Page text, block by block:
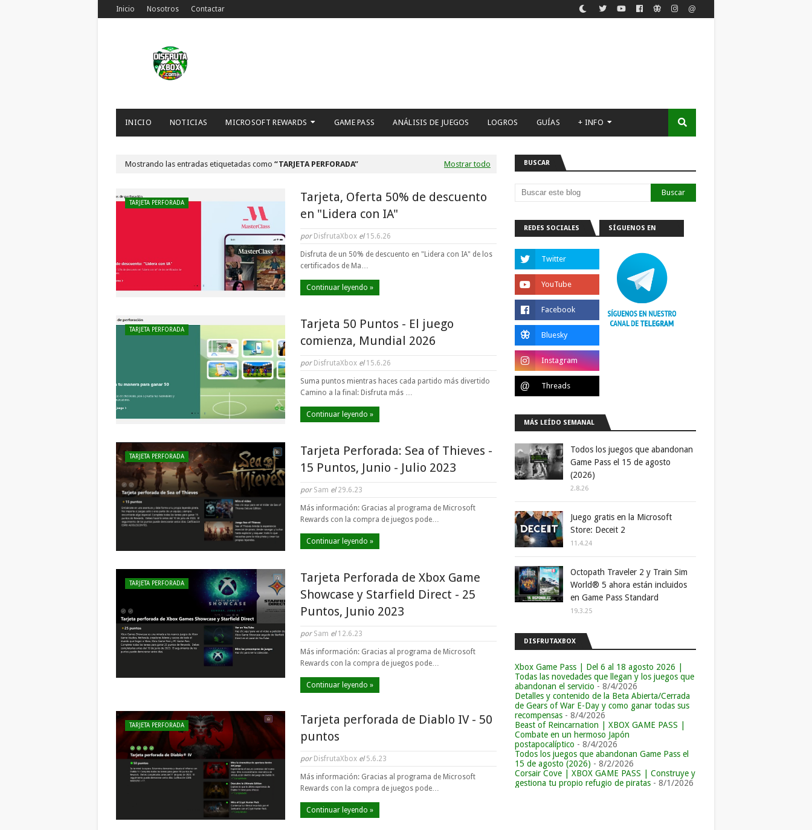
Inicio Nosotros Contactar
INICIO NOTICIAS MICROSOFT REWARDS GAME PASS ANÁLISIS DE JUEGOS LOGROS GUÍAS + INFO
Mostrando las entradas etiquetadas como TARJETA PERFORADA Mostrar todo
TARJETA PERFORADA
Tarjeta, Oferta 50% de descuento
en "Lidera con IA"
por DisfrutaXbox el15.6.26
Disfruta de un 50% de descuento en "Lidera con IA" de los
certificados de Ma…
Continuar leyendo »
TARJETA PERFORADA
Tarjeta 50 Puntos - El juego
comienza, Mundial 2026
por DisfrutaXbox el15.6.26
Suma puntos mientras haces cada partido más divertido
Camino a la final: Disfruta más …
Continuar leyendo »
TARJETA PERFORADA
Tarjeta Perforada: Sea of Thieves -
15 Puntos, Junio - Julio 2023
por Sam el29.6.23
Más información: Gracias al programa de Microsoft
Rewards con la compra de juegos pode…
Continuar leyendo »
TARJETA PERFORADA
Tarjeta Perforada de Xbox Game
Showcase y Starfield Direct - 25
Puntos, Junio 2023
por Sam el12.6.23
Más información: Gracias al programa de Microsoft
Rewards con la compra de juegos pode…
Continuar leyendo »
TARJETA PERFORADA
Tarjeta perforada de Diablo IV - 50
puntos
por DisfrutaXbox el5.6.23
Más información: Gracias al programa de Microsoft
Rewards con la compra de juegos pode…
Continuar leyendo »
BUSCAR
REDES SOCIALES SÍGUENOS EN
MÁS LEÍDO SEMANAL
Todos los juegos que abandonan
Game Pass el 15 de agosto
(2026)
2.8.26
Juego gratis en la Microsoft
Store: Deceit 2
11.4.24
Octopath Traveler 2 y Train Sim
World® 5 ahora están incluidos
en Game Pass Standard
19.3.25
DISFRUTAXBOX
Xbox Game Pass | Del 6 al 18 agosto 2026 |
Todas las novedades que llegan y los juegos que
abandonan el servicio - 8/4/2026
Detalles y contenido de la Beta Abierta/Cerrada
de Gears of War E-Day y como ganar todas sus
recompensas - 8/4/2026
Beast of Reincarnation | XBOX GAME PASS |
Combate en un hermoso Japón
postapocalíptico - 8/4/2026
Todos los juegos que abandonan Game Pass el
15 de agosto (2026) - 8/2/2026
Corsair Cove | XBOX GAME PASS | Construye y
gestiona tu propio refugio de piratas - 8/1/2026